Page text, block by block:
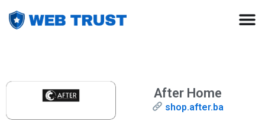
After Home
shop.after.ba